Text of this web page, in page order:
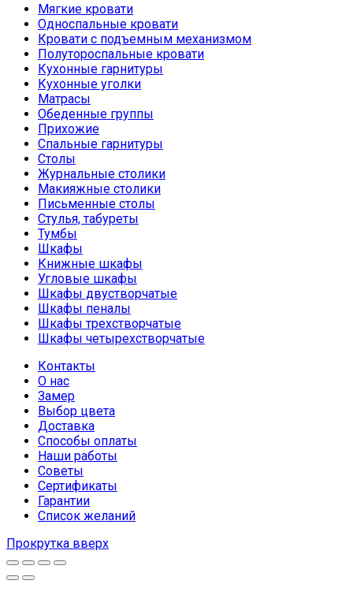
Мягкие кровати
Односпальные кровати
Кровати с подъемным механизмом
Полутороспальные кровати
Кухонные гарнитуры
Кухонные уголки
Матрасы
Обеденные группы
Прихожие
Спальные гарнитуры
Столы
Журнальные столики
Макияжные столики
Письменные столы
Стулья, табуреты
Тумбы
Шкафы
Книжные шкафы
Угловые шкафы
Шкафы двустворчатые
Шкафы пеналы
Шкафы трехстворчатые
Шкафы четырехстворчатые
Контакты
О нас
Замер
Выбор цвета
Доставка
Способы оплаты
Наши работы
Советы
Сертификаты
Гарантии
Список желаний
Прокрутка вверх